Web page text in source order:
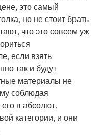
это самый
но не стоит брать
что это совсем уж
если взять
так и будут
материалы не
соблюдая
в абсолют.
категории, и они